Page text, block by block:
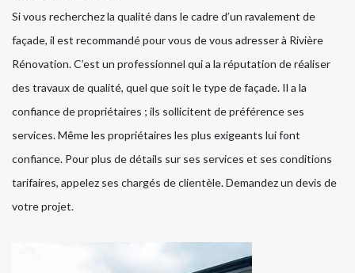
Si vous recherchez la qualité dans le cadre d’un ravalement de
façade, il est recommandé pour vous de vous adresser à Rivière
Rénovation. C’est un professionnel qui a la réputation de réaliser
des travaux de qualité, quel que soit le type de façade. Il a la
confiance de propriétaires ; ils sollicitent de préférence ses
services. Même les propriétaires les plus exigeants lui font
confiance. Pour plus de détails sur ses services et ses conditions
tarifaires, appelez ses chargés de clientèle. Demandez un devis de
votre projet.